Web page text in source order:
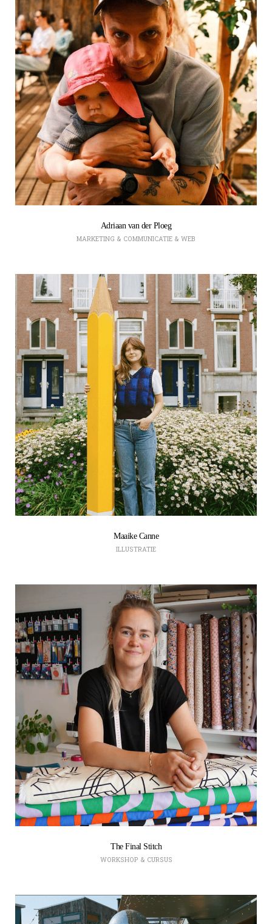
Adriaan van der Ploeg
MARKETING & COMMUNICATIE & WEB
Maaike Canne
ILLUSTRATIE
The Final Stitch
WORKSHOP & CURSUS